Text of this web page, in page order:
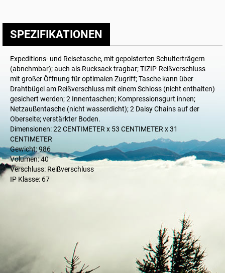
SPEZIFIKATIONEN
Expeditions- und Reisetasche, mit gepolsterten Schulterträgern
(abnehmbar); auch als Rucksack tragbar; TIZIP-Reißverschluss
mit großer Öffnung für optimalen Zugriff; Tasche kann über
Drahtbügel am Reißverschluss mit einem Schloss (nicht enthalten)
gesichert werden; 2 Innentaschen; Kompressionsgurt innen;
Netzaußentasche (nicht wasserdicht); 2 Daisy Chains auf der
Oberseite; verstärkter Boden.
Dimensionen: 22 CENTIMETER x 53 CENTIMETER x 31
CENTIMETER
Gewicht: 986
Volumen: 40
Verschluss: Reißverschluss
IP Klasse: 67